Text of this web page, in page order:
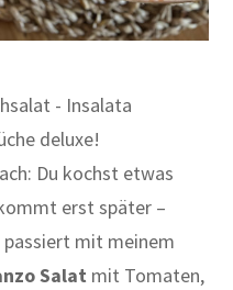
- Insalata
deluxe!
Du kochst etwas
erst später –
passiert mit meinem
Salat mit Tomaten,